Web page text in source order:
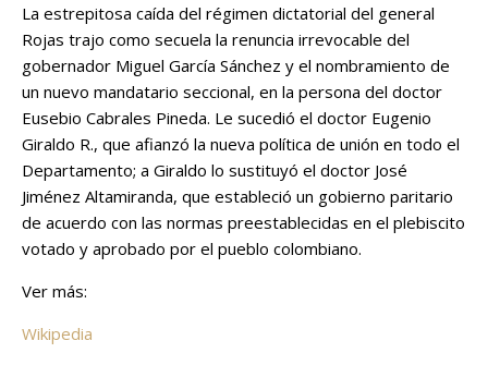
La estrepitosa caída del régimen dictatorial del general
Rojas trajo como secuela la renuncia irrevocable del
gobernador Miguel García Sánchez y el nombramiento de
un nuevo mandatario seccional, en la persona del doctor
Eusebio Cabrales Pineda. Le sucedió el doctor Eugenio
Giraldo R., que afianzó la nueva política de unión en todo el
Departamento; a Giraldo lo sustituyó el doctor José
Jiménez Altamiranda, que estableció un gobierno paritario
de acuerdo con las normas preestablecidas en el plebiscito
votado y aprobado por el pueblo colombiano.
Ver más:
Wikipedia